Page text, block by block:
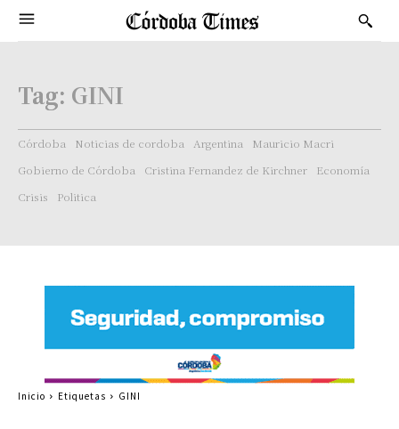
Tag: GINI
Córdoba Noticias de cordoba Argentina
Mauricio Macri
Gobierno de Córdoba
Cristina Fernandez de Kirchner
Economía
Crisis
Politica
Inicio Etiquetas GINI